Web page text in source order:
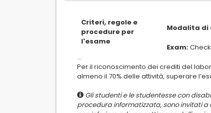
Criteri, regole e
procedure per
l'esame
Modalita di
Exam:
...
Per il riconoscimento dei crediti del
Gli studenti e le studentesse con
procedura informatizzata, sono invitati